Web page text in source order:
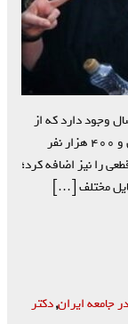
۵ میلیون و ۸۰۰ هزار فردِ مجردِ بالای ۲۵ سال وجود دارد که از
این تعداد ۳ میلیون و ۴۰۰ هزار نفر پسر و ۲ میلیون و ۴۰۰ هزار نفر
را نیز اضافه کرد؛
جامعه ایران,دکتر